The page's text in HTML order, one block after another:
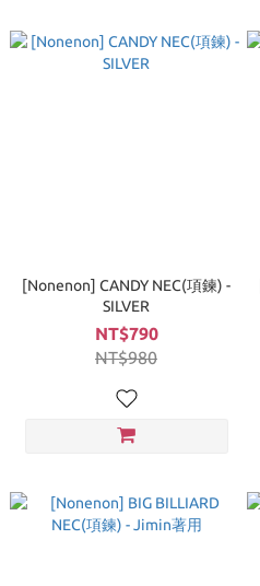
[Nonenon] CANDY NEC(項鍊) -
SILVER
NT$790
NT$980